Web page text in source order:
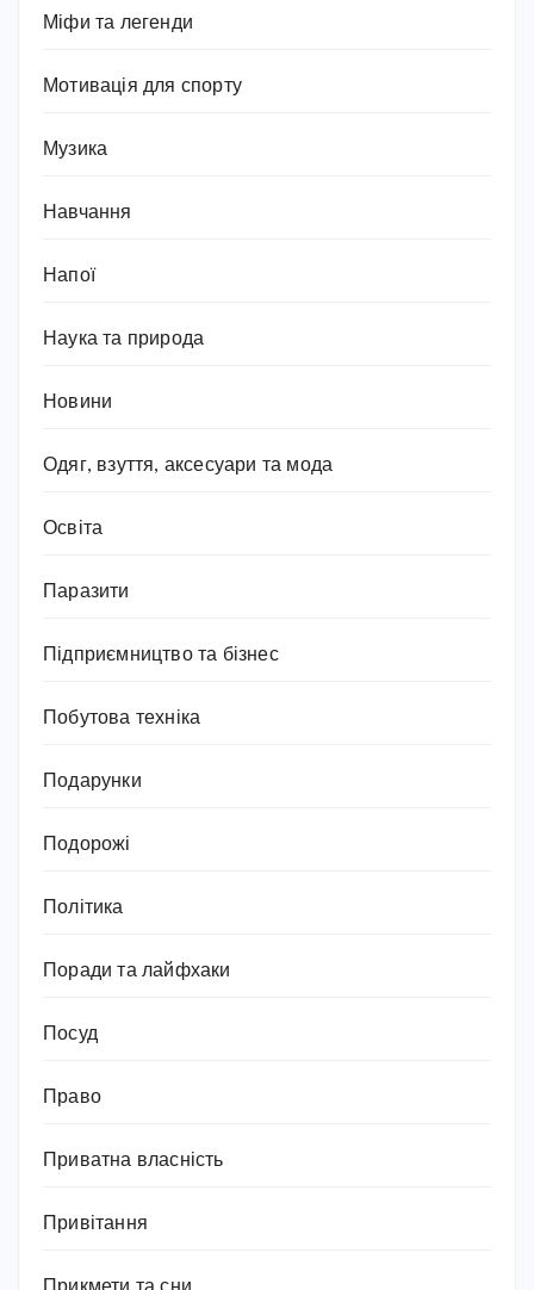
Міфи та легенди
Мотивація для спорту
Музика
Навчання
Напої
Наука та природа
Новини
Одяг, взуття, аксесуари та мода
Освіта
Паразити
Підприємництво та бізнес
Побутова техніка
Подарунки
Подорожі
Політика
Поради та лайфхаки
Посуд
Право
Приватна власність
Привітання